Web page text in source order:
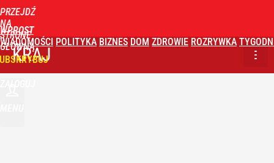
PRZEJDŹ
NA
STRONĘ
GŁÓWNĄ
WPROST
WIADOMOŚCI POLITYKA BIZNES DOM ZDROWIE ROZRYWKA
KRAJ